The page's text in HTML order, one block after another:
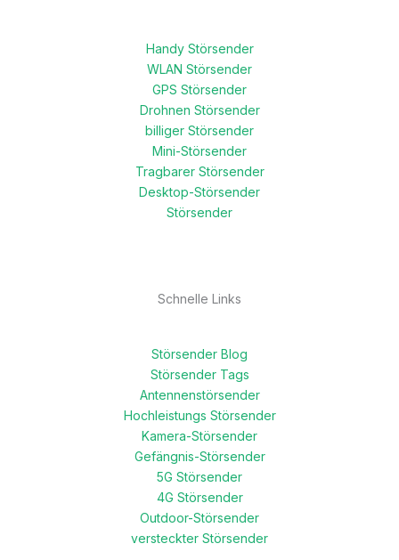
Handy Störsender
WLAN Störsender
GPS Störsender
Drohnen Störsender
billiger Störsender
Mini-Störsender
Tragbarer Störsender
Desktop-Störsender
Störsender
Schnelle Links
Störsender Blog
Störsender Tags
Antennenstörsender
Hochleistungs Störsender
Kamera-Störsender
Gefängnis-Störsender
5G Störsender
4G Störsender
Outdoor-Störsender
versteckter Störsender